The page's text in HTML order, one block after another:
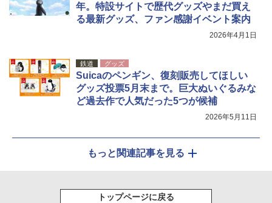
年。特設サイトで歴代グッズやまだ買え
る最新グッズ、ファン感謝イベント案内
2026年4月1日
鉄道 グッズ
Suicaのペンギン、復刻販売してほしい
グッズ投票5月末まで。巨大ぬいぐるみな
ど過去作で人気だった5つが候補
2026年5月11日
もっと関連記事を見る
トップページに戻る